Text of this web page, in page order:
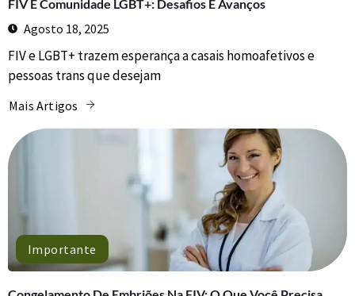
FIV E Comunidade LGBT+: Desafios E Avanços
Agosto 18, 2025
FIV e LGBT+ trazem esperança a casais homoafetivos e
pessoas trans que desejam
Mais Artigos
Importante